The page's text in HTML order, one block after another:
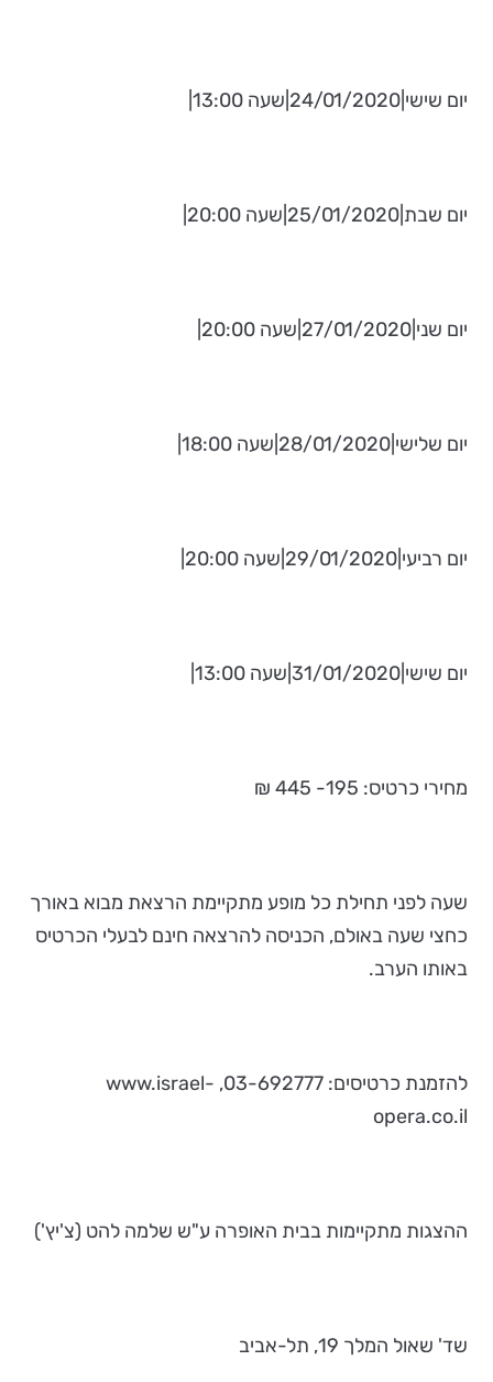
יום שישי|24/01/2020|שעה 13:00|
יום שבת|25/01/2020|שעה 20:00|
יום שני|27/01/2020|שעה 20:00|
יום שלישי|28/01/2020|שעה 18:00|
יום רביעי|29/01/2020|שעה 20:00|
יום שישי|31/01/2020|שעה 13:00|
מחירי כרטיס: 195- 445 ₪
שעה לפני תחילת כל מופע מתקיימת הרצאת מבוא באורך
כחצי שעה באולם, הכניסה להרצאה חינם לבעלי הכרטיס
באותו הערב.
להזמנת כרטיסים: 03-692777, www.israel-
opera.co.il
ההצגות מתקיימות בבית האופרה ע"ש שלמה להט (צ'יץ')
שד' שאול המלך 19, תל-אביב